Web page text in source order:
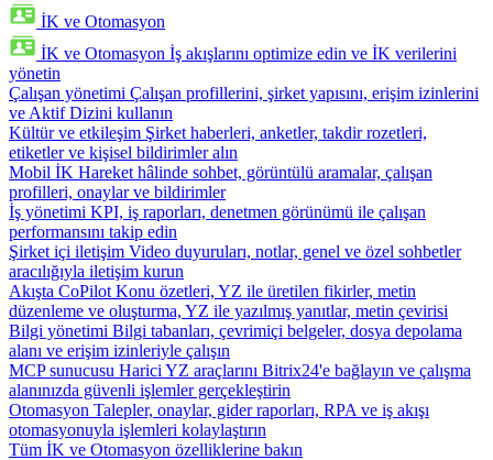
İK ve Otomasyon
İK ve Otomasyon İş akışlarını optimize edin ve İK verilerini
yönetin
Çalışan yönetimi Çalışan profillerini, şirket yapısını, erişim izinlerini
ve Aktif Dizini kullanın
Kültür ve etkileşim Şirket haberleri, anketler, takdir rozetleri,
etiketler ve kişisel bildirimler alın
Mobil İK Hareket hâlinde sohbet, görüntülü aramalar, çalışan
profilleri, onaylar ve bildirimler
İş yönetimi KPI, iş raporları, denetmen görünümü ile çalışan
performansını takip edin
Şirket içi iletişim Video duyuruları, notlar, genel ve özel sohbetler
aracılığıyla iletişim kurun
Akışta CoPilot Konu özetleri, YZ ile üretilen fikirler, metin
düzenleme ve oluşturma, YZ ile yazılmış yanıtlar, metin çevirisi
Bilgi yönetimi Bilgi tabanları, çevrimiçi belgeler, dosya depolama
alanı ve erişim izinleriyle çalışın
MCP sunucusu Harici YZ araçlarını Bitrix24'e bağlayın ve çalışma
alanınızda güvenli işlemler gerçekleştirin
Otomasyon Talepler, onaylar, gider raporları, RPA ve iş akışı
otomasyonuyla işlemleri kolaylaştırın
Tüm İK ve Otomasyon özelliklerine bakın